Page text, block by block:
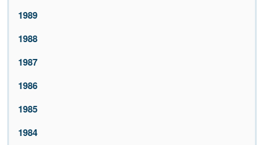
1989
1988
1987
1986
1985
1984